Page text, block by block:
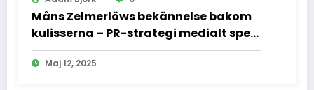
Måns Zelmerlöws bekännelse bakom
kulisserna – PR-strategi medialt spel
och vad vi inte fick se
Maj 12, 2025